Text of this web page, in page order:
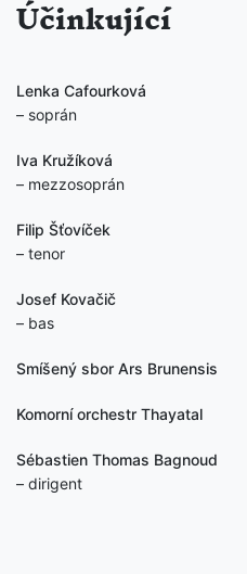
Účinkující
Lenka Cafourková
– soprán
Iva Kružíková
– mezzosoprán
Filip Šťovíček
– tenor
Josef Kovačič
– bas
Smíšený sbor Ars Brunensis
Komorní orchestr Thayatal
Sébastien Thomas Bagnoud
– dirigent